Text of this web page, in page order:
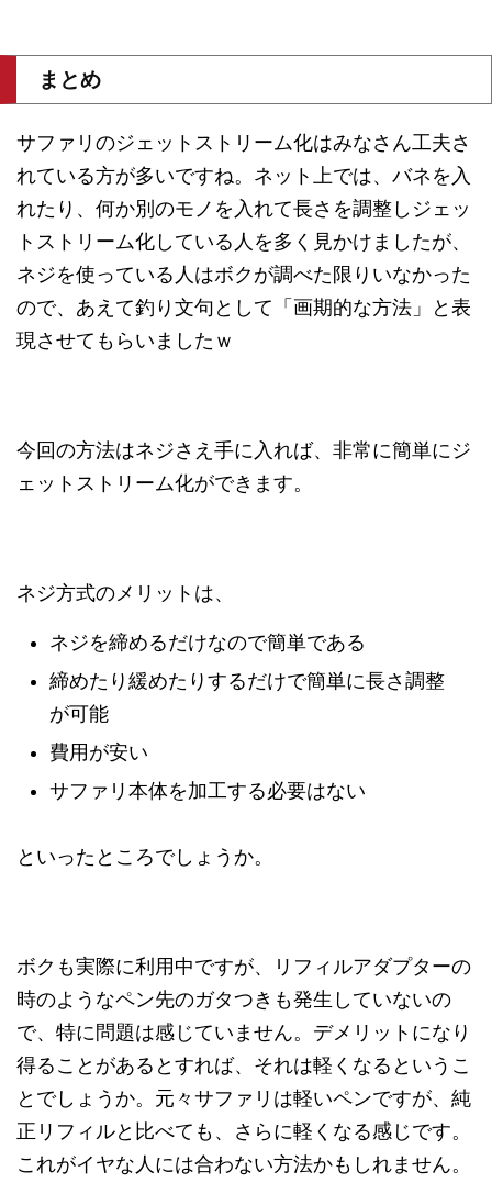
まとめ
サファリのジェットストリーム化はみなさん工夫さ
れている方が多いですね。ネット上では、バネを入
れたり、何か別のモノを入れて長さを調整しジェッ
トストリーム化している人を多く見かけましたが、
ネジを使っている人はボクが調べた限りいなかった
ので、あえて釣り文句として「画期的な方法」と表
現させてもらいましたｗ
今回の方法はネジさえ手に入れば、非常に簡単にジ
ェットストリーム化ができます。
ネジ方式のメリットは、
ネジを締めるだけなので簡単である
締めたり緩めたりするだけで簡単に長さ調整
が可能
費用が安い
サファリ本体を加工する必要はない
といったところでしょうか。
ボクも実際に利用中ですが、リフィルアダプターの
時のようなペン先のガタつきも発生していないの
で、特に問題は感じていません。デメリットになり
得ることがあるとすれば、それは軽くなるというこ
とでしょうか。元々サファリは軽いペンですが、純
正リフィルと比べても、さらに軽くなる感じです。
これがイヤな人には合わない方法かもしれません。